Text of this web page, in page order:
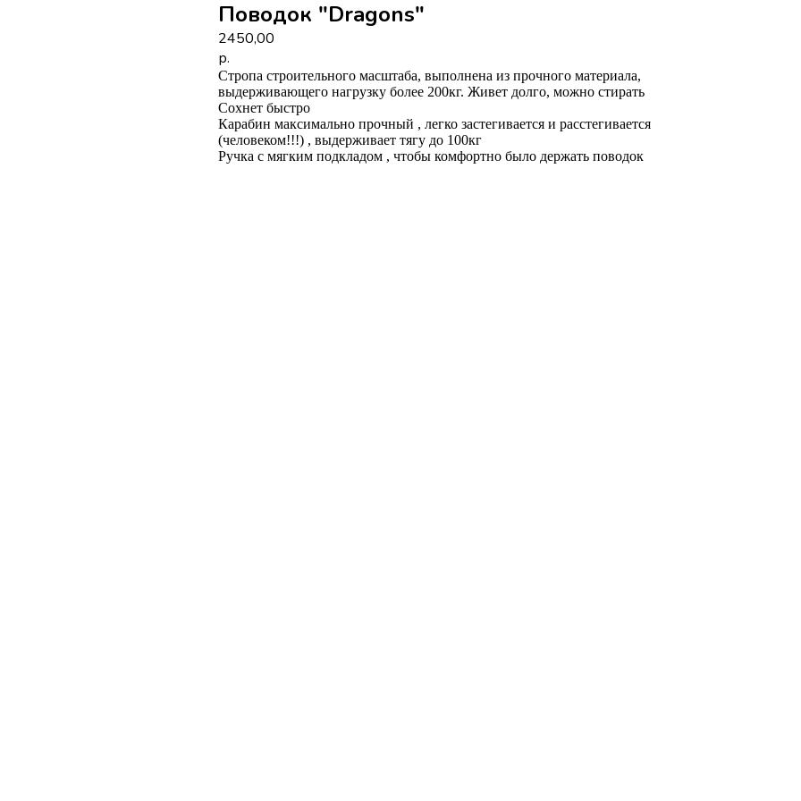
Поводок "Dragons"
2450,00
р.
Стропа строительного масштаба, выполнена из прочного материала,
выдерживающего нагрузку более 200кг. Живет долго, можно стирать
Сохнет быстро
Карабин максимально прочный , легко застегивается и расстегивается
(человеком!!!) , выдерживает тягу до 100кг
Ручка с мягким подкладом , чтобы комфортно было держать поводок